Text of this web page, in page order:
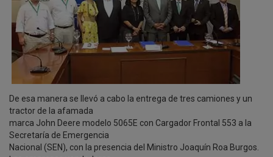
De esa manera se llevó a cabo la entrega de tres camiones y un
tractor de la afamada
marca John Deere modelo 5065E con Cargador Frontal 553 a la
Secretaría de Emergencia
Nacional (SEN), con la presencia del Ministro Joaquín Roa Burgos.